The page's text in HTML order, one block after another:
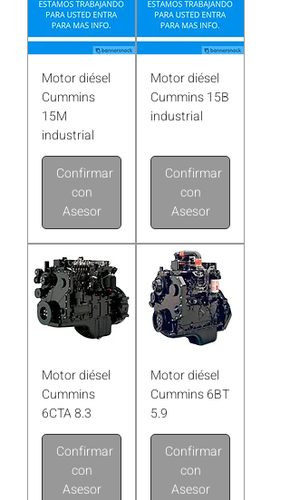
Motor diésel
Cummins
15M
industrial
Confirmar
con
Asesor
Motor diésel
Cummins 15B
industrial
Confirmar
con
Asesor
Motor diésel
Cummins
6CTA 8.3
Confirmar
con
Asesor
Motor diésel
Cummins 6BT
5.9
Confirmar
con
Asesor